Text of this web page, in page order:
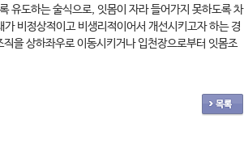
유도하는 술식으로, 잇몸이 자라 들어가지 못하도록 차
비정상적이고 비생리적이어서 개선시키고자 하는 경
을 상하좌우로 이동시키거나 입천장으로부터 잇몸조